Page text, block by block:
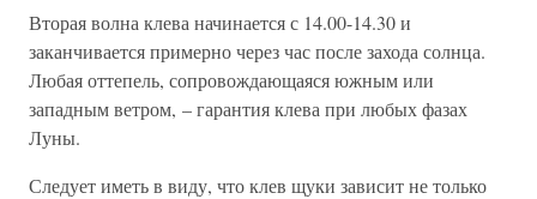
Вторая волна клева начинается с 14.00-14.30 и
заканчивается примерно через час после захода солнца.
Любая оттепель, сопровождающаяся южным или
западным ветром, – гарантия клева при любых фазах
Луны.
Следует иметь в виду, что клев щуки зависит не только